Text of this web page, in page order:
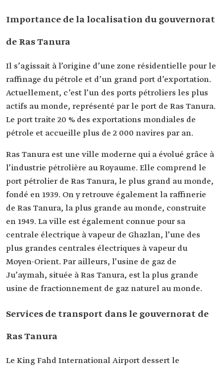
Importance de la localisation du gouvernorat
de Ras Tanura
Il s’agissait à l’origine d’une zone résidentielle pour le
raffinage du pétrole et d’un grand port d’exportation.
Actuellement, c’est l’un des ports pétroliers les plus
actifs au monde, représenté par le port de Ras Tanura.
Le port traite 20 % des exportations mondiales de
pétrole et accueille plus de 2 000 navires par an.
Ras Tanura est une ville moderne qui a évolué grâce à
l’industrie pétrolière au Royaume. Elle comprend le
port pétrolier de Ras Tanura, le plus grand au monde,
fondé en 1939. On y retrouve également la raffinerie
de Ras Tanura, la plus grande au monde, construite
en 1949. La ville est également connue pour sa
centrale électrique à vapeur de Ghazlan, l’une des
plus grandes centrales électriques à vapeur du
Moyen-Orient. Par ailleurs, l’usine de gaz de
Ju’aymah, située à Ras Tanura, est la plus grande
usine de fractionnement de gaz naturel au monde.
Services de transport dans le gouvernorat de
Ras Tanura
Le King Fahd International Airport dessert le